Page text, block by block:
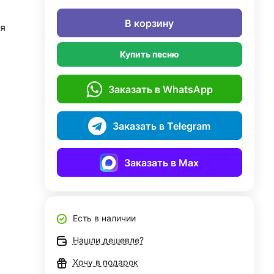
В корзину
Купить песню
Заказать в WhatsApp
Заказать в Telegram
Заказать в Max
Есть в наличии
Нашли дешевле?
Хочу в подарок